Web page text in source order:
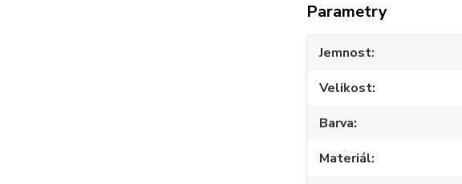
Parametry
Jemnost
Velikost
Barva
Materiál